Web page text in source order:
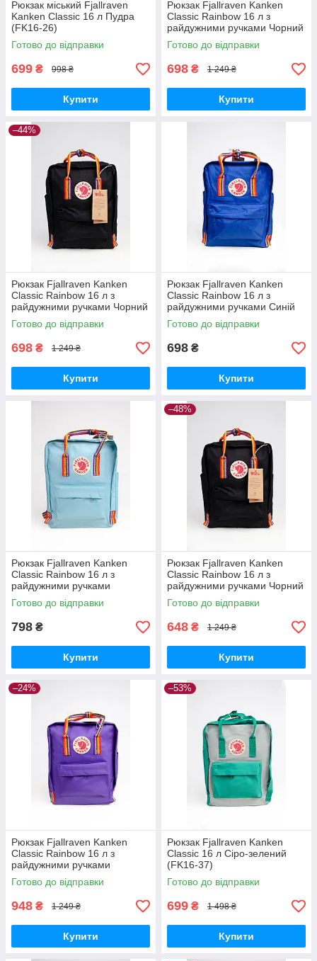
Рюкзак міський Fjallraven
Kanken Classic 16 л Пудра
(FK16-26)
Готово до відправки
699 ₴ 998 ₴
Купити
Рюкзак Fjallraven Kanken
Classic Rainbow 16 л з
райдужними ручками Чорний
(FK16-28)
Готово до відправки
698 ₴ 1 249 ₴
Купити
–44%
Рюкзак Fjallraven Kanken
Classic Rainbow 16 л з
райдужними ручками Чорний
(FK16-28)
Готово до відправки
698 ₴ 1 249 ₴
Купити
Рюкзак Fjallraven Kanken
Classic Rainbow 16 л з
райдужними ручками Синій
(FK16-32)
Готово до відправки
698 ₴
Купити
Рюкзак Fjallraven Kanken
Classic Rainbow 16 л з
райдужними ручками
Блакитний (FK16-33)
Готово до відправки
798 ₴
Купити
–48%
Рюкзак Fjallraven Kanken
Classic Rainbow 16 л з
райдужними ручками Чорний
Топ якість ручна поклажа
Готово до відправки
648 ₴ 1 249 ₴
Купити
–24%
Рюкзак Fjallraven Kanken
Classic Rainbow 16 л з
райдужними ручками
Фіолетовий (FK16-34)
Готово до відправки
948 ₴ 1 249 ₴
Купити
–53%
Рюкзак Fjallraven Kanken
Classic 16 л Сіро-зелений
(FK16-37)
Готово до відправки
699 ₴ 1 498 ₴
Купити